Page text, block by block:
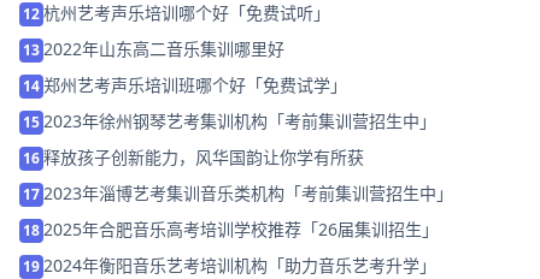
12杭州艺考声乐培训哪个好「免费试听」
132022年山东高二音乐集训哪里好
14郑州艺考声乐培训班哪个好「免费试学」
152023年徐州钢琴艺考集训机构「考前集训营招生中」
16释放孩子创新能力，风华国韵让你学有所获
172023年淄博艺考集训音乐类机构「考前集训营招生中」
182025年合肥音乐高考培训学校推荐「26届集训招生」
192024年衡阳音乐艺考培训机构「助力音乐艺考升学」